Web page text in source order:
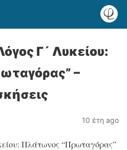
Γ´ Λυκείου:
–
10 έτη ago
Πλάτωνος “Πρωταγόρας”